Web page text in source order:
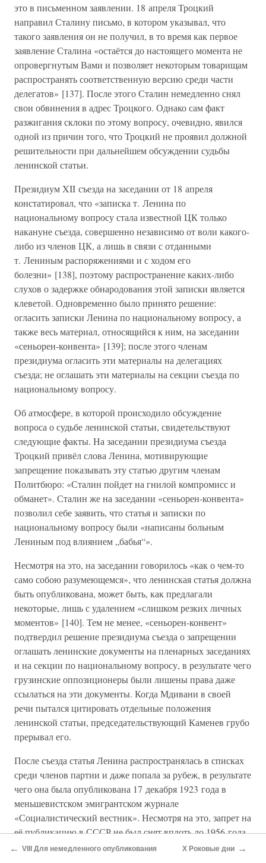
это в письменном заявлении. 18 апреля Троцкий
направил Сталину письмо, в котором указывал, что
такого заявления он не получил, в то время как первое
заявление Сталина «остаётся до настоящего момента не
опровергнутым Вами и позволяет некоторым товарищам
распространять соответственную версию среди части
делегатов» [137]. После этого Сталин немедленно снял
свои обвинения в адрес Троцкого. Однако сам факт
разжигания склоки по этому вопросу, очевидно, явился
одной из причин того, что Троцкий не проявил должной
решительности при дальнейшем обсуждении судьбы
ленинской статьи.
Президиум XII съезда на заседании от 18 апреля
констатировал, что «записка т. Ленина по
национальному вопросу стала известной ЦК только
накануне съезда, совершенно независимо от воли какого-
либо из членов ЦК, а лишь в связи с отданными
т. Лениным распоряжениями и с ходом его
болезни» [138], поэтому распространение каких-либо
слухов о задержке обнародования этой записки является
клеветой. Одновременно было принято решение:
огласить записки Ленина по национальному вопросу, а
также весь материал, относящийся к ним, на заседании
«сеньорен-конвента» [139]; после этого членам
президиума огласить эти материалы на делегациях
съезда; не оглашать эти материалы на секции съезда по
национальному вопросу.
Об атмосфере, в которой происходило обсуждение
вопроса о судьбе ленинской статьи, свидетельствуют
следующие факты. На заседании президиума съезда
Троцкий привёл слова Ленина, мотивирующие
запрещение показывать эту статью другим членам
Политбюро: «Сталин пойдет на гнилой компромисс и
обманет». Сталин же на заседании «сеньорен-конвента»
позволил себе заявить, что статья и записки по
национальному вопросу были «написаны больным
Лениным под влиянием „бабья“».
Несмотря на это, на заседании говорилось «как о чем-то
само собою разумеющемся», что ленинская статья должна
быть опубликована, может быть, как предлагали
некоторые, лишь с удалением «слишком резких личных
моментов» [140]. Тем не менее, «сеньорен-конвент»
подтвердил решение президиума съезда о запрещении
оглашать ленинские документы на пленарных заседаниях
и на секции по национальному вопросу, в результате чего
грузинские оппозиционеры были лишены права даже
ссылаться на эти документы. Когда Мдивани в своей
речи пытался цитировать отдельные положения
ленинской статьи, председательствующий Каменев грубо
прерывал его.
После съезда статья Ленина распространялась в списках
среди членов партии и даже попала за рубеж, в результате
чего она была опубликована 17 декабря 1923 года в
меньшевистском эмигрантском журнале
«Социалистический вестник». Несмотря на это, запрет на
её публикацию в СССР не был снят вплоть до 1956 года.
← VIII Для немедленного опубликования X Роковые дни →